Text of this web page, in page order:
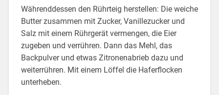
Währenddessen den Rührteig herstellen: Die weiche
Butter zusammen mit Zucker, Vanillezucker und
Salz mit einem Rührgerät vermengen, die Eier
zugeben und verrühren. Dann das Mehl, das
Backpulver und etwas Zitronenabrieb dazu und
weiterrühren. Mit einem Löffel die Haferflocken
unterheben.